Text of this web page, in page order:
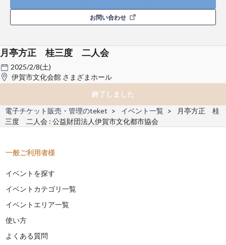
お問い合わせ
月亭方正 桂三度 二人会
2025/2/8(土)
伊賀市文化会館 さまざまホール
終了しました
電子チケット販売・管理のteket
イベント一覧
月亭方正 桂
三度 二人会 : 公益財団法人伊賀市文化都市協会
一般ご利用者様
イベントを探す
イベントカテゴリ一覧
イベントエリア一覧
使い方
よくある質問